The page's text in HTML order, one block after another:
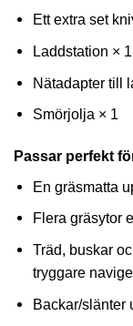
Ett extra set
Laddstation × 1
Nätadapter till
Smörjolja × 1
Passar perfekt
En gräsmatta
Flera gräsytor
Träd, buskar
tryggare
Backar/slänter